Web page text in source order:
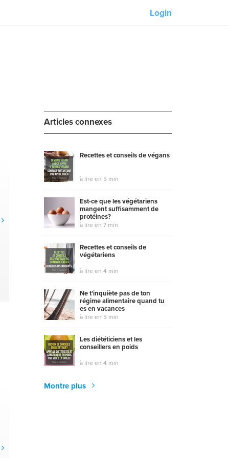
Mindd
Login
Articles connexes
Recettes et conseils de végans
à lire en 5 min
Est-ce que les végétariens
mangent suffisamment de
protéines?
à lire en 7 min
Recettes et conseils de
végétariens
à lire en 4 min
Ne t'inquiète pas de ton
régime alimentaire quand tu
es en vacances
à lire en 5 min
Les diététiciens et les
conseillers en poids
à lire en 4 min
Montre plus